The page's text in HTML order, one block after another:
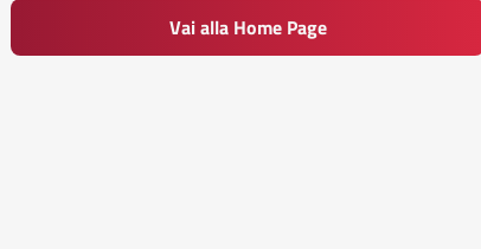
Vai alla Home Page